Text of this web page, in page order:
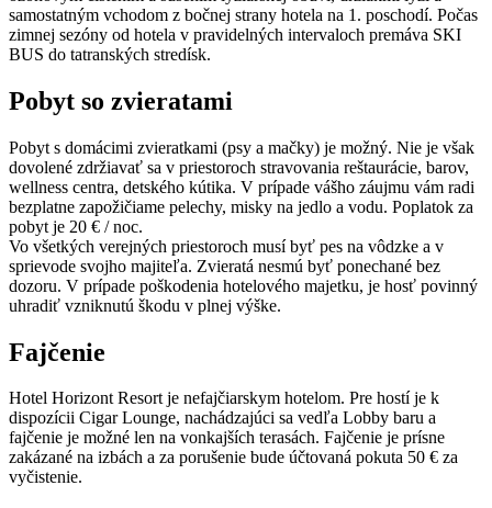
samostatným vchodom z bočnej strany hotela na 1. poschodí. Počas
zimnej sezóny od hotela v pravidelných intervaloch premáva SKI
BUS do tatranských stredísk.
Pobyt so zvieratami
Pobyt s domácimi zvieratkami (psy a mačky) je možný. Nie je však
dovolené zdržiavať sa v priestoroch stravovania reštaurácie, barov,
wellness centra, detského kútika. V prípade vášho záujmu vám radi
bezplatne zapožičiame pelechy, misky na jedlo a vodu. Poplatok za
pobyt je 20 € / noc.
Vo všetkých verejných priestoroch musí byť pes na vôdzke a v
sprievode svojho majiteľa. Zvieratá nesmú byť ponechané bez
dozoru. V prípade poškodenia hotelového majetku, je hosť povinný
uhradiť vzniknutú škodu v plnej výške.
Fajčenie
Hotel Horizont Resort je nefajčiarskym hotelom. Pre hostí je k
dispozícii Cigar Lounge, nachádzajúci sa vedľa Lobby baru a
fajčenie je možné len na vonkajších terasách. Fajčenie je prísne
zakázané na izbách a za porušenie bude účtovaná pokuta 50 € za
vyčistenie.